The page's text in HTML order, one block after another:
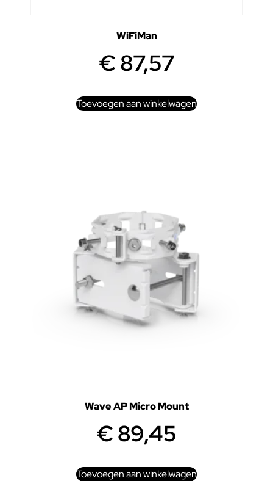
WiFiMan
€87,57
Toevoegen aan winkelwagen
Wave AP Micro Mount
€89,45
Toevoegen aan winkelwagen